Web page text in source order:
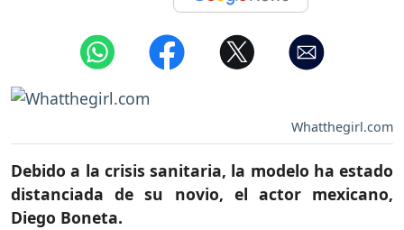
Whatthegirl.com
Debido a la crisis sanitaria, la modelo ha estado
distanciada de su novio, el actor mexicano,
Diego Boneta.